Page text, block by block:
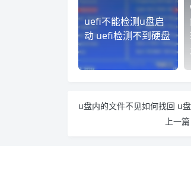
uefi不能检测u盘启
动 uefi检测不到硬盘
上一篇